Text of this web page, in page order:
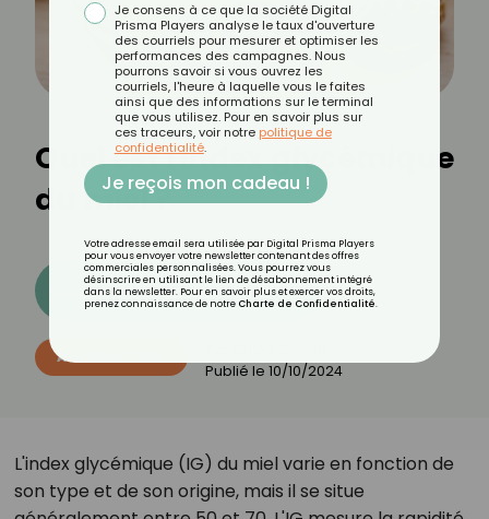
Quel est l'index glycémique
du miel ?
Découvrez les 11 menus CROQ
ALIMENTATION
Publié le 10/10/2024
L'index glycémique (IG) du miel varie en fonction de
son type et de son origine, mais il se situe
Je consens à ce que la société Digital
Prisma Players analyse le taux d'ouverture
des courriels pour mesurer et optimiser les
performances des campagnes. Nous
pourrons savoir si vous ouvrez les
courriels, l'heure à laquelle vous le faites
ainsi que des informations sur le terminal
que vous utilisez. Pour en savoir plus sur
ces traceurs, voir notre politique de
confidentialité.
Je reçois mon cadeau !
Votre adresse email sera utilisée par Digital Prisma Players
pour vous envoyer votre newsletter contenant des offres
commerciales personnalisées. Vous pourrez vous
désinscrire en utilisant le lien de désabonnement intégré
dans la newsletter. Pour en savoir plus et exercer vos droits,
prenez connaissance de notre Charte de Confidentialité.